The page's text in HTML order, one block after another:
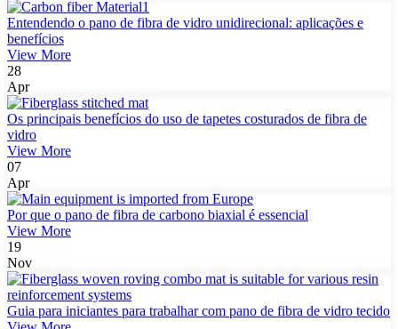
Entendendo o pano de fibra de vidro unidirecional: aplicações e
benefícios
View More
28
Apr
Os principais benefícios do uso de tapetes costurados de fibra de
vidro
View More
07
Apr
Por que o pano de fibra de carbono biaxial é essencial
View More
19
Nov
Guia para iniciantes para trabalhar com pano de fibra de vidro tecido